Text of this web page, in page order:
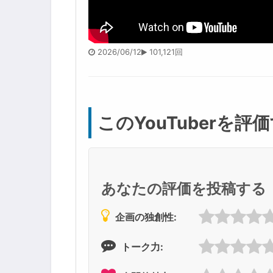
2026/06/12 101,121回
このYouTuberを評
あなたの評価を投稿する
企画の独創性:
トーク力: